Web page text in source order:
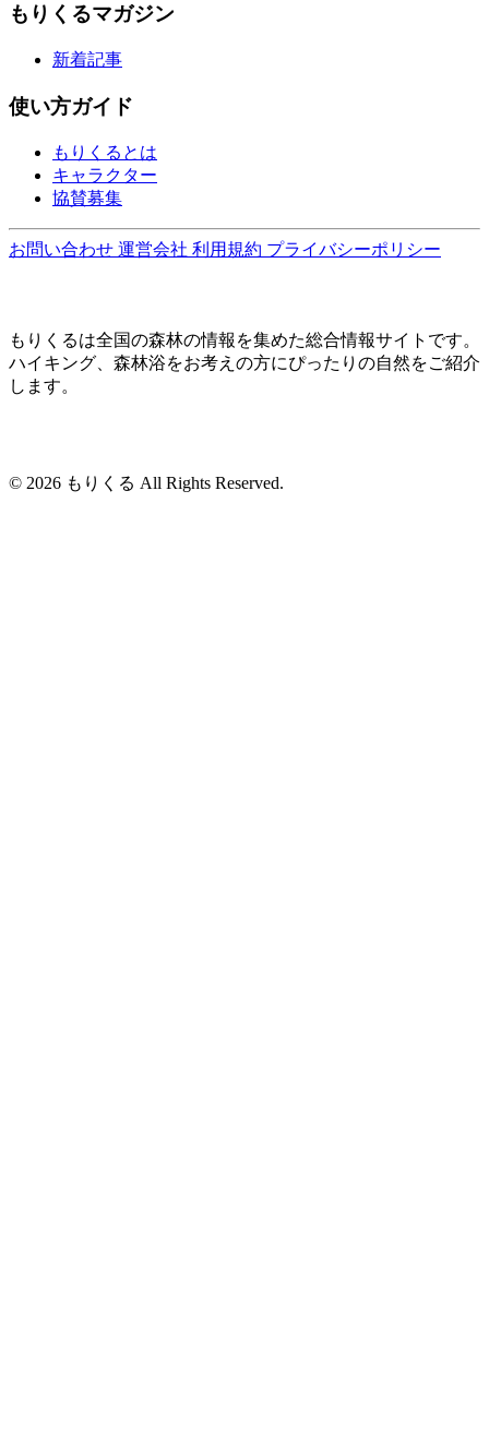
もりくるマガジン
新着記事
使い方ガイド
もりくるとは
キャラクター
協賛募集
お問い合わせ 運営会社 利用規約 プライバシーポリシー
もりくるは全国の森林の情報を集めた総合情報サイトです。
ハイキング、森林浴をお考えの方にぴったりの自然をご紹介
します。
© 2026 もりくる All Rights Reserved.